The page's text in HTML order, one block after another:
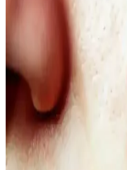
Kahve Siyah ve
Güncel Bir Tercih
kolaylığı sunar. Bu
ipuçlarıyla saçınıza şıklık
Doğal Denge ve
Güncel Trendler ve
Doğal dengeyi koruma ve
ürünler ve yaşam tarzı